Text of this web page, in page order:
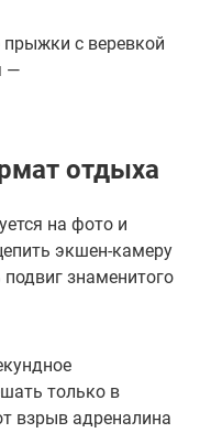
прыжки с веревкой
—
отдыха
на фото и
экшен-камеру
знаменитого
только в
взрыв адреналина